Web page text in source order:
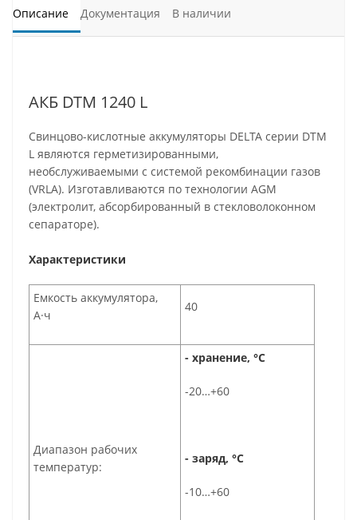
Описание Документация В наличии
АКБ DTM 1240 L
Свинцово-кислотные аккумуляторы DELTA серии DTM
L являются герметизированными,
необслуживаемыми с системой рекомбинации газов
(VRLA). Изготавливаются по технологии AGM
(электролит, абсорбированный в стекловолоконном
сепараторе).
Характеристики
Емкость аккумулятора,
А·ч
40
Диапазон рабочих
температур:
- хранение, °С
-20…+60
- заряд, °С
-10…+60